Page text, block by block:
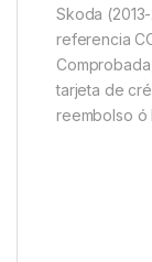
Skoda
referencia
tarjeta de
reembolso ó